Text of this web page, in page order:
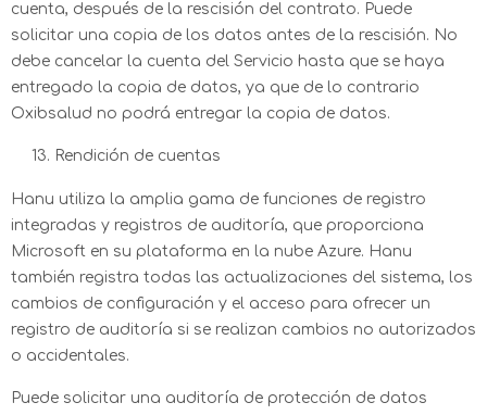
cuenta, después de la rescisión del contrato. Puede
solicitar una copia de los datos antes de la rescisión. No
debe cancelar la cuenta del Servicio hasta que se haya
entregado la copia de datos, ya que de lo contrario
Oxibsalud no podrá entregar la copia de datos.
Rendición de cuentas
Hanu utiliza la amplia gama de funciones de registro
integradas y registros de auditoría, que proporciona
Microsoft en su plataforma en la nube Azure. Hanu
también registra todas las actualizaciones del sistema, los
cambios de configuración y el acceso para ofrecer un
registro de auditoría si se realizan cambios no autorizados
o accidentales.
Puede solicitar una auditoría de protección de datos